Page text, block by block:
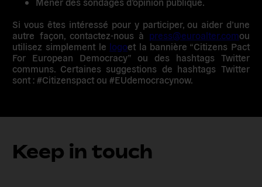
Si vous êtes intéressé pour y participer, ou aider d’une
autre façon, contactez-nous à press@euroalter.comou
utilisez simplement le logoet la bannière “Citizens Pact
For European Democracy” ou des hashtags Twitter
communs. Certaines suggestions de hashtags Twitter
sont : #Citizenspact ou #EUdemocracynow.
Keep in touch